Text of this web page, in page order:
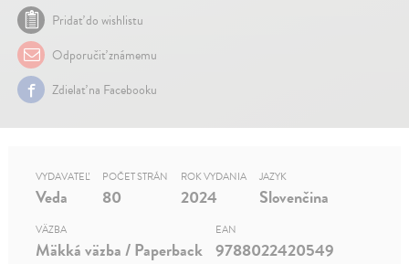
Pridať do wishlistu
Odporučiť známemu
Zdielať na Facebooku
VYDAVATEĽ
Veda
POČET STRÁN
80
ROK VYDANIA
2024
JAZYK
Slovenčina
VÄZBA
Mäkká väzba / Paperback
EAN
9788022420549